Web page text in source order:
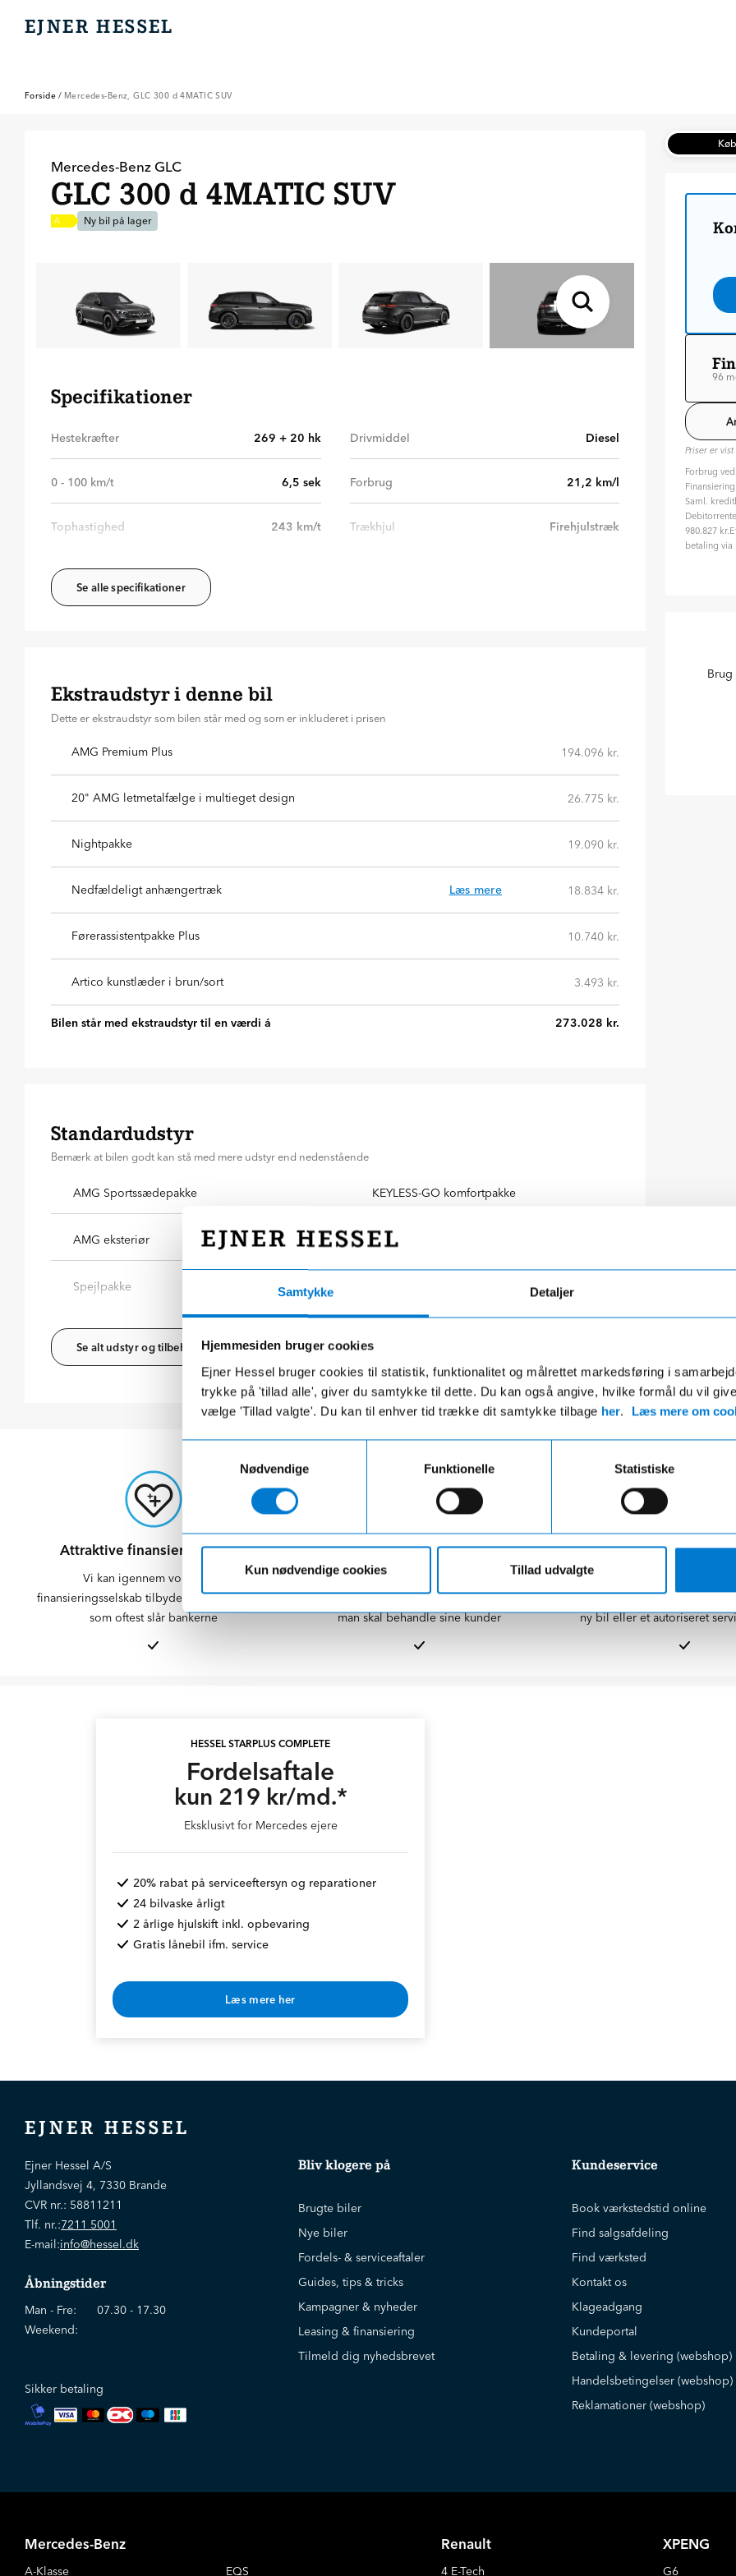
Samtykke Detaljer
Hjemmesiden bruger cookies
Ejner Hessel bruger cookies til statistik, funktionalitet og målrettet markedsføring i
trykke på 'tillad alle', giver du samtykke til dette. Du kan også angive, hvilke formål du vil
vælge 'Tillad valgte'. Du kan til enhver tid trække dit samtykke tilbage her. Læs mere om
Nødvendige
Funktionelle Statistiske
Kun nødvendige cookies Tillad udvalgte
EJNER HESSEL
Forside / Mercedes-Benz, GLC 300 d 4MATIC SUV
Mercedes-Benz GLC
GLC 300 d 4MATIC SUV
A Ny bil på lager
+ 5
Specifikationer
Hestekræfter 269 + 20 hk Drivmiddel Diesel
0 - 100 km/t 6,5 sek Forbrug 21,2 km/l
Tophastighed 243 km/t Trækhjul Firehjulstræk
Se alle specifikationer
Ekstraudstyr i denne bil
Dette er ekstraudstyr som bilen står med og som er inkluderet i prisen
AMG Premium Plus 194.096 kr.
20" AMG letmetalfælge i multieget design 26.775 kr.
Nightpakke 19.090 kr.
Nedfældeligt anhængertræk Læs mere 18.834 kr.
Førerassistentpakke Plus 10.740 kr.
Artico kunstlæder i brun/sort 3.493 kr.
Bilen står med ekstraudstyr til en værdi á 273.028 kr.
Standardudstyr
Bemærk at bilen godt kan stå med mere udstyr end nedenstående
AMG Sportssædepakke KEYLESS-GO komfortpakke
AMG eksteriør Tyveripakke PLUS
Spejlpakke
Se alt udstyr og tilbehør
Køb
96
20
Priser er
Forbrug
Saml.
980.827
betaling via
Attraktive finansieringsvilkår
Vi kan igennem vores eget
finansieringsselskab tilbyde dig gode vilkår,
som oftest slår bankerne
Mange års erfaring
I mere end 50 år har vi leveret store og små
biler til danskerne, så vi ved godt, hvordan
man skal behandle sine kunder
Danmarks største
Med salgsafdelinger og
meste af Danmark, så er der
ny bil eller et autoriseret
HESSEL STARPLUS COMPLETE
Fordelsaftale
kun 219 kr/md.*
Eksklusivt for Mercedes ejere
20% rabat på serviceeftersyn og reparationer
24 bilvaske årligt
2 årlige hjulskift inkl. opbevaring
Gratis lånebil ifm. service
Læs mere her
EJNER HESSEL
Ejner Hessel A/S
Jyllandsvej 4, 7330 Brande
CVR nr.: 58811211
Tlf. nr.:7211 5001
E-mail:info@hessel.dk
Åbningstider
Man - Fre:
07.30 - 17.30
Weekend:
Sikker betaling
Bliv klogere på
Brugte biler
Nye biler
Fordels- & serviceaftaler
Guides, tips & tricks
Kampagner & nyheder
Leasing & finansiering
Tilmeld dig nyhedsbrevet
Kundeservice
Book værkstedstid online
Find salgsafdeling
Find værksted
Kontakt os
Klageadgang
Kundeportal
Betaling & levering (webshop)
Handelsbetingelser (webshop)
Reklamationer (webshop)
Mercedes-Benz
A-Klasse EQS
Renault
4 E-Tech
XPENG
G6